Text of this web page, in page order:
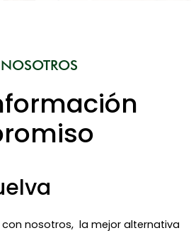
nosotros, la mejor alternativa